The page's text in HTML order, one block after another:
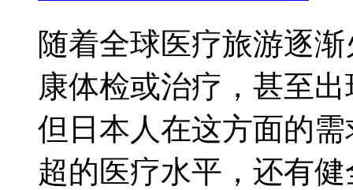
随着全球医疗旅游逐
康体检或治疗，甚至
但日本人在这方面的
超的医疗水平，还有健